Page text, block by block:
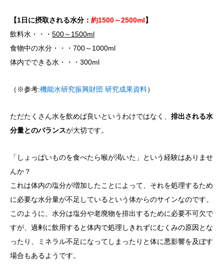
【1日に摂取される水分： 約1500～2500ml】
飲料水・・・ 500～1500ml
食物中の水分・・・700～1000ml
体内でできる水・・・300ml
（※参考:機能水研究振興財団 研究成果資料）
ただたくさん水を飲めば良いというわけではなく、 排出される水
分量とのバランスが大切です。
「しょっぱいものを食べたら喉が渇いた」という経験はありませ
んか？
これは体内の塩分が増加したことによって、それを処理するため
に必要な水分量が不足しているという体からのサインなのです。
このように、水分は塩分や老廃物を排出するために必要不可欠で
すが、過剰に飲用すると体内で処理しきれずにむくみの原因とな
ったり、ミネラル不足になってしまったりと体に悪影響を及ぼす
場合もあるようです。